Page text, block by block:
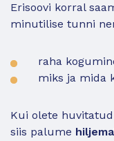
Erisoovi korral
minutilise tunni
raha
miks ja mida
Kui olete
siis palume